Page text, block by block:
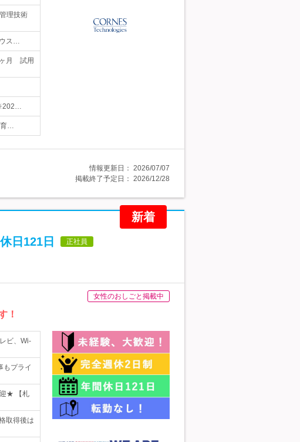
理技術
ス…
月 試用
育…
情報更新日： 2026/07/07
掲載終了予定日： 2026/12/28
新着
日121日 正社員
女性のおしごと掲載中
！
ビ、Wi-
もプライ
迎★ 【札
取得後は